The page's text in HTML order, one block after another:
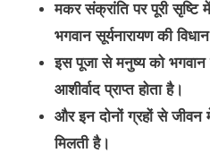
मकर संक्रांति पर पूरी सृष्टि
भगवान सूर्यनारायण की
इस पूजा से मनुष्य को भगवान
आशीर्वाद प्राप्त होता है।
और इन दोनों ग्रहों से जीवन
मिलती है।